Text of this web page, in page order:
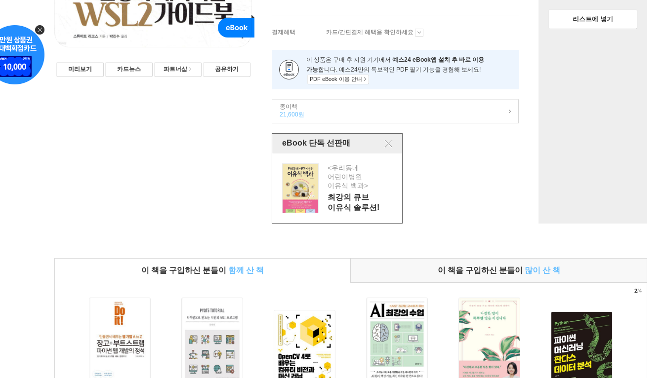
미리보기 카드뉴스 파트너샵 공유하기
결제혜택 카드/간편결제 혜택을 확인하세요
이 상품은 구매 후 지원 기기에서 예스24 eBook앱 설치 후 바로 이용
가능합니다. 예스24만의 독보적인 PDF 필기 기능을 경험해 보세요!
PDF eBook 이용 안내
종이책
21,600원
eBook 단독 선판매
<우리동네
어린이병원
이유식 백과>
최강의 큐브
이유식 솔루션!
리스트에 넣기
이 책을 구입하신 분들이 함께 산 책 이 책을 구입하신 분들이 많이 산 책
2/4